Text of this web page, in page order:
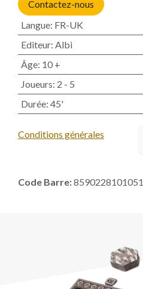
Contactez-nous
Langue: FR-UK
Editeur: Albi
Âge: 10 +
Joueurs: 2 - 5
Durée: 45'
Conditions générales
Code Barre:8590228101051